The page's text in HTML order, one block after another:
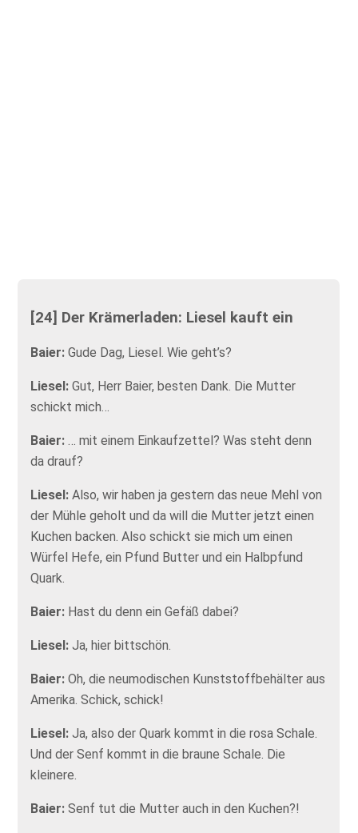
[24] Der Krämerladen: Liesel kauft ein
Baier: Gude Dag, Liesel. Wie geht’s?
Liesel: Gut, Herr Baier, besten Dank. Die Mutter
schickt mich…
Baier: … mit einem Einkaufzettel? Was steht denn
da drauf?
Liesel: Also, wir haben ja gestern das neue Mehl von
der Mühle geholt und da will die Mutter jetzt einen
Kuchen backen. Also schickt sie mich um einen
Würfel Hefe, ein Pfund Butter und ein Halbpfund
Quark.
Baier: Hast du denn ein Gefäß dabei?
Liesel: Ja, hier bittschön.
Baier:Oh, die neumodischen Kunststoffbehälter aus
Amerika. Schick, schick!
Liesel: Ja, also der Quark kommt in die rosa Schale.
Und der Senf kommt in die braune Schale. Die
kleinere.
Baier: Senf tut die Mutter auch in den Kuchen?!